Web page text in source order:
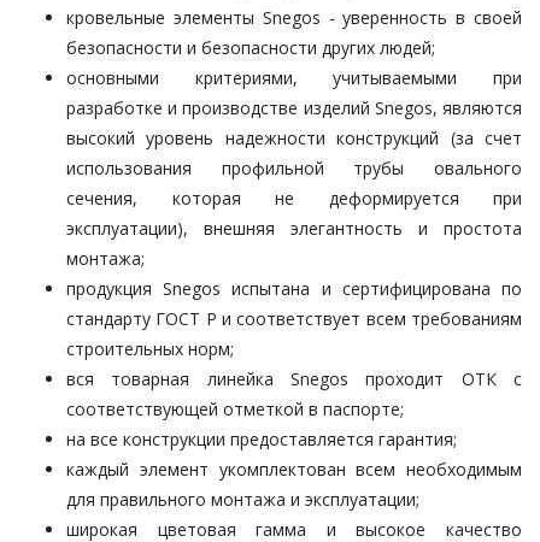
кровельные элементы Snegos - уверенность в своей
безопасности и безопасности других людей;
основными критериями, учитываемыми при
разработке и производстве изделий Snegos, являются
высокий уровень надежности конструкций (за счет
использования профильной трубы овального
сечения, которая не деформируется при
эксплуатации), внешняя элегантность и простота
монтажа;
продукция Snegos испытана и сертифицирована по
стандарту ГОСТ Р и соответствует всем требованиям
строительных норм;
вся товарная линейка Snegos проходит ОТК с
соответствующей отметкой в паспорте;
на все конструкции предоставляется гарантия;
каждый элемент укомплектован всем необходимым
для правильного монтажа и эксплуатации;
широкая цветовая гамма и высокое качество